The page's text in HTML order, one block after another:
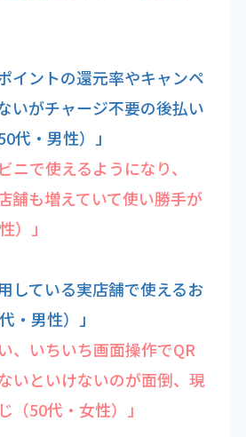
イントの還元率やキャンペ
いがチャージ不要の後払い
代・男性）」
ニで使えるようになり、
舗も増えていて使い勝手が
）」
している実店舗で使えるお
・男性）」
、いちいち画面操作でQR
いといけないのが面倒、現
（50代・女性）」